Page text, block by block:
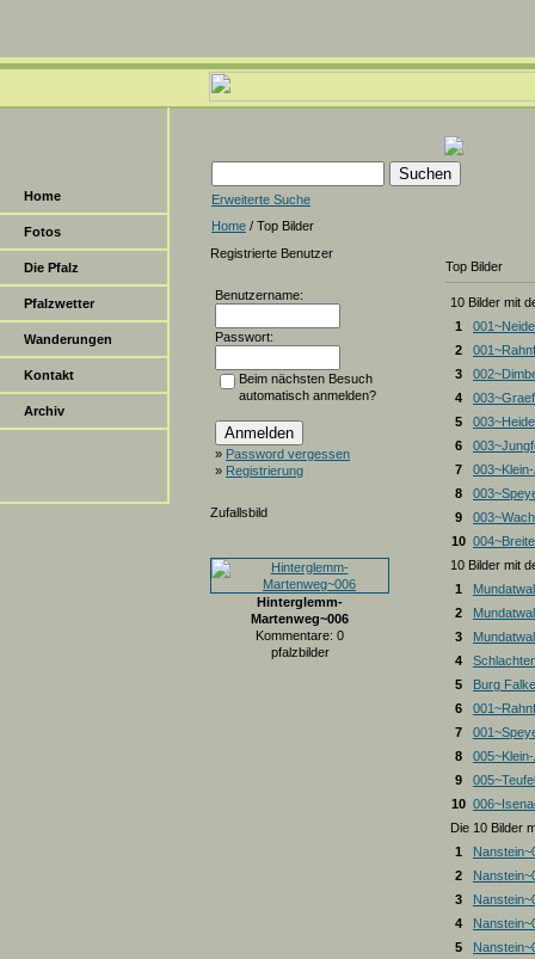
Home
Fotos
Die Pfalz
Pfalzwetter
Wanderungen
Kontakt
Archiv
Erweiterte Suche
Home / Top Bilder
Registrierte Benutzer
Benutzername:
Passwort:
Beim nächsten Besuch
automatisch anmelden?
» Password vergessen
» Registrierung
Zufallsbild
Hinterglemm-
Martenweg~006
Kommentare: 0
pfalzbilder
Top Bilder
10 Bilder mit
1
2
3
4
5
6
7
8
9
10
10 Bilder mit
1
2
3
4
5
Burg
6
7
8
9
10
Die 10 Bilder
1
2
3
4
5